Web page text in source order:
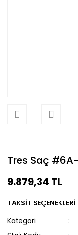
Tres Saç #6A-
9.879,34 TL
TAKSİT SEÇENEKLERİ
Kategori